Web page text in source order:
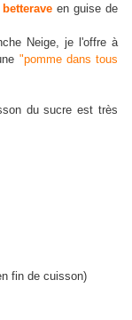
en guise de
Neige, je l'offre à
"pomme dans tous
du sucre est très
fin de cuisson)